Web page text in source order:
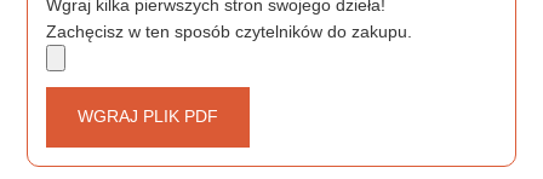
Wgraj kilka pierwszych stron swojego dzieła!
Zachęcisz w ten sposób czytelników do zakupu.
WGRAJ PLIK PDF